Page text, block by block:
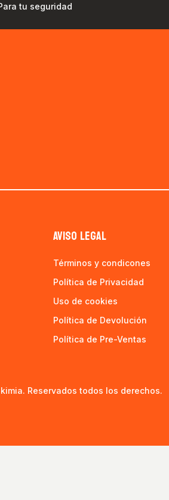
tu seguridad
AVISO LEGAL
Términos y condicones
Política de Privacidad
Uso de cookies
Política de Devolución
Política de Pre-Ventas
Reservados todos los derechos.